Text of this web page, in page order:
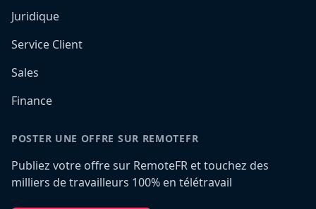
Juridique
Service Client
Sales
Finance
POSTER UNE OFFRE SUR REMOTEFR
Publiez votre offre sur RemoteFR et touchez des
milliers de travailleurs 100% en télétravail